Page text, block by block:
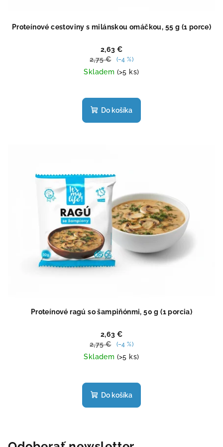
Proteínové cestoviny s milánskou omáčkou, 55 g (1 porce)
2,63 €
2,75 €
(–4 %)
Skladem (>5 ks)
hodnotenie
produktu
Do košíka
Proteínové ragú so šampiňónmi, 50 g (1 porcia)
2,63 €
2,75 €
(–4 %)
Skladem (>5 ks)
hodnotenie
produktu
hviezdičiek.
Do košíka